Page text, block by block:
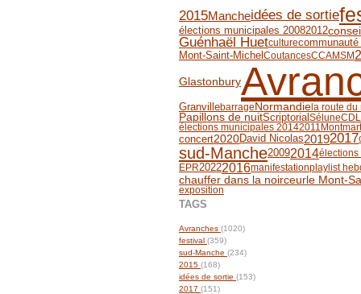
2015Mancheidées de sortie
élections municipales 20082012
Guénhaël Huetculture
Mont-Saint-Michel CoutancesCCAMSM
Glastonbury
Granvillebarrage Normandiela route du
Papillons de nuitScriptorialSélune
élections municipales 20142011
concert2020David Nicolas20192017
sud-Manche20092014élections
EPR20222016manifestationplaylist
chauffer dans la noirceurle Mont-
exposition
TAGS
Avranches (1020)
festival (359)
sud-Manche (234)
2015 (168)
idées de sortie (153)
2017 (151)